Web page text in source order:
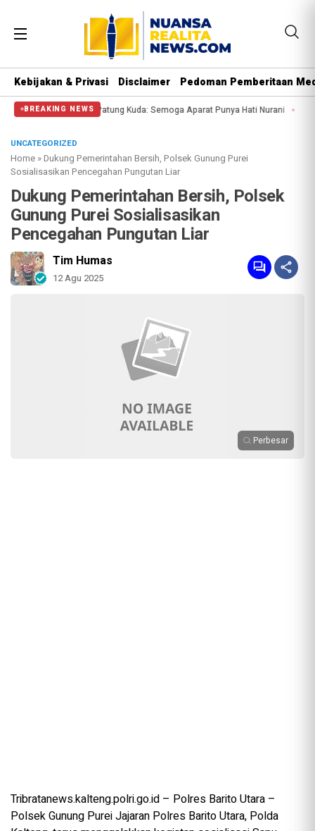
Kebijakan & Privasi Disclaimer Pedoman Pemberitaan
BREAKING NEWS
di Patung Kuda: Semoga Aparat Punya Hati Nurani Massa Reuni
UNCATEGORIZED
Home »Dukung Pemerintahan Bersih, Polsek Gunung Purei
Sosialisasikan Pencegahan Pungutan Liar
Dukung Pemerintahan Bersih, Polsek
Gunung Purei Sosialisasikan
Pencegahan Pungutan Liar
Tim Humas
12 Agu 2025
Perbesar
Tribratanews.kalteng.polri.go.id – Polres Barito Utara –
Polsek Gunung Purei Jajaran Polres Barito Utara, Polda